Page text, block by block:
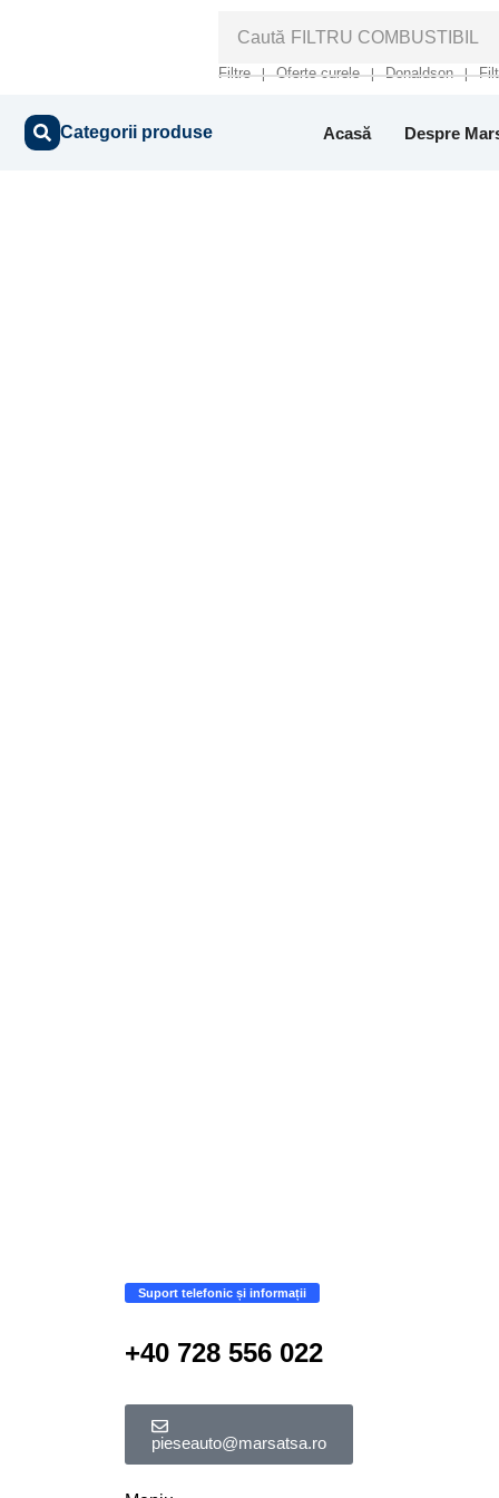
Caută FILTRU COMBUSTIBIL
Filtre ❘ Oferte curele ❘ Donaldson ❘
Categorii produse Acasă Despre
Suport telefonic și informații
+40 728 556 022
pieseauto@marsatsa.ro